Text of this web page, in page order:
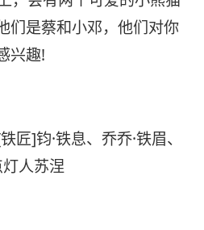
们是蔡和小邓，他们对你
兴趣!
匠]钧·铁息、乔乔·铁眉、
灯人苏涅